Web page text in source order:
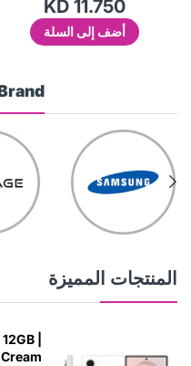
KD 11.750
أضف إلى السلة
المنتجات المميزة
|